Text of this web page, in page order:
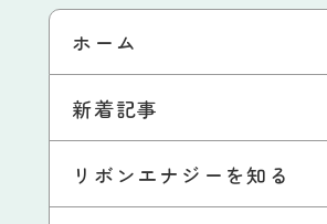
ホーム
新着記事
リボンエナジーを知る